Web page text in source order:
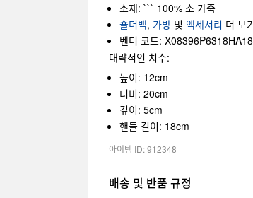
소재: ``` 100% 소 가죽
숄더백, 가방 및 액세서리 더 보
벤더 코드:
대략적인 치수:
높이: 12cm
너비: 20cm
깊이: 5cm
핸들 길이: 18cm
아이템 ID: 912348
배송 및 반품 규정